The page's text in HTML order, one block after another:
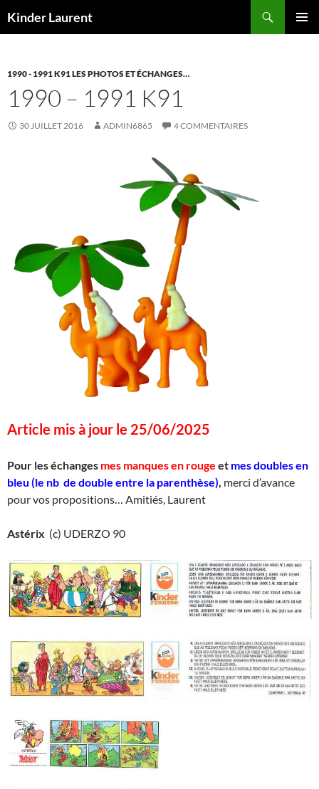
auKinder Laurent
1990 - 1991 K91 LES PHOTOS ET ÉCHANGES…
1990 – 1991 K91
30 JUILLET 2016 ADMIN6865 4 COMMENTAIRES
Article mis à jour le 25/06/2025
Pour les échanges mes manques en rouge et mes doubles en
bleu (le nb de double entre la parenthèse) merci d’avance
pour vos propositions… Amitiés, Laurent
Astérix (c) UDERZO 90